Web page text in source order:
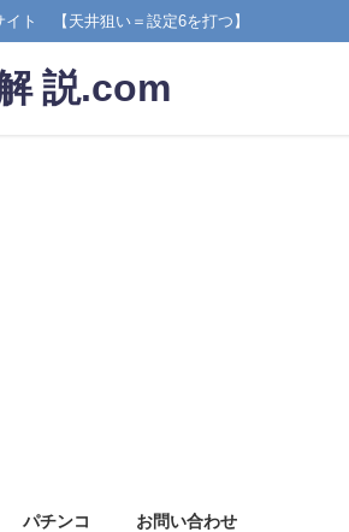
イト 【天井狙い＝設定6を打つ】
説.com
パチンコ お問い合わせ